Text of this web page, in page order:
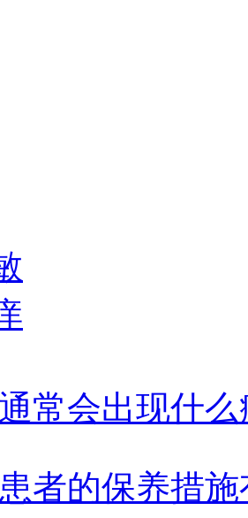
常会出现什
者的保养措